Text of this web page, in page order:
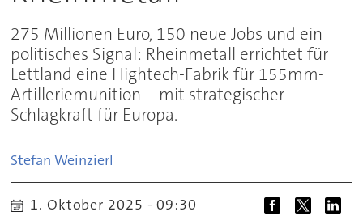
275 Millionen Euro, 150 neue Jobs und ein
politisches Signal: Rheinmetall errichtet für
Lettland eine Hightech-Fabrik für 155mm-
Artilleriemunition – mit strategischer
Schlagkraft für Europa.
Stefan Weinzierl
1. Oktober 2025 - 09:30